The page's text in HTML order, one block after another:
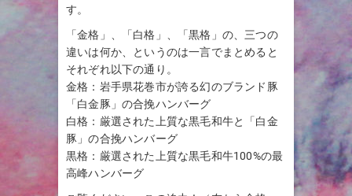
す。
「金格」、「白格」、「黒格」の、三つの
違いは何か、というのは一言でまとめると
それぞれ以下の通り。
金格：岩手県花巻市が誇る幻のブランド豚
「白金豚」の合挽ハンバーグ
白格：厳選された上質な黒毛和牛と「白金
豚」の合挽ハンバーグ
黒格：厳選された上質な黒毛和牛100%の最
高峰ハンバーグ